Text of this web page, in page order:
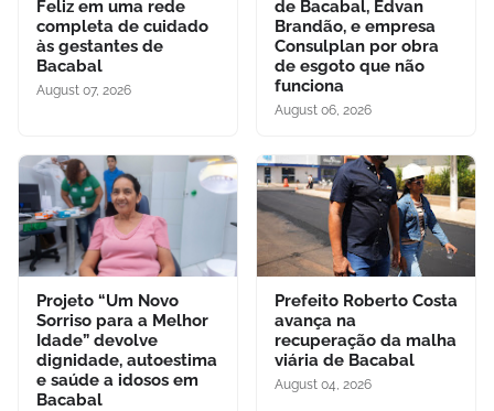
Feliz em uma rede
completa de cuidado
às gestantes de
Bacabal
August 07, 2026
de Bacabal, Edvan
Brandão, e empresa
Consulplan por obra
de esgoto que não
funciona
August 06, 2026
Projeto “Um Novo
Sorriso para a Melhor
Idade” devolve
dignidade, autoestima
e saúde a idosos em
Bacabal
Prefeito Roberto Costa
avança na
recuperação da malha
viária de Bacabal
August 04, 2026